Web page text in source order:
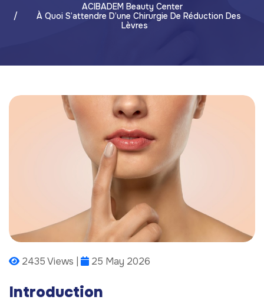
ACIBADEM Beauty Center
À Quoi S’attendre D’une Chirurgie De Réduction Des
Lèvres
2435 Views | 25 May 2026
Introduction